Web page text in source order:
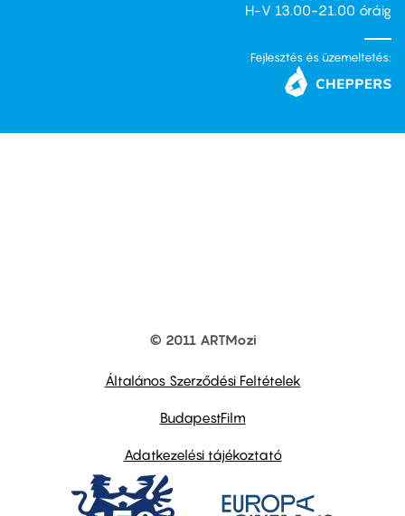
H-V 13.00-21.00 óráig
Fejlesztés és üzemeltetés:
© 2011 ARTMozi
Általános Szerződési Feltételek
BudapestFilm
Adatkezelési tájékoztató